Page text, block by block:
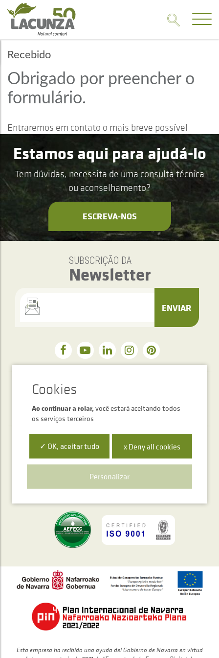
Recebido
Obrigado por preencher o
formulário.
Entraremos em contato o mais breve possível
Estamos aqui para ajudá-lo
Tem dúvidas, necessita de uma consulta técnica
ou aconselhamento?
ESCREVA-NOS
SUBSCRIÇÃO DA
Newsletter
ENVIAR
Serviço de atendimento telefónico
+34 948 563 511
Esta empresa ha recibido una ayuda del Gobierno de Navarra en virtud
Ao continuar a rolar,você estará aceitando todos
os serviços terceiros
✓ OK, aceitar tudo x Deny all cookies
Personalizar